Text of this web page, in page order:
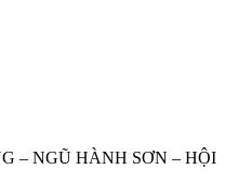
– NGŨ HÀNH SƠN – HỘI